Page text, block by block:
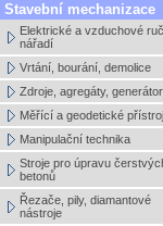
Stavební mechanizace
Elektrické a vzduchové
nářadí
Vrtání, bourání, demolice
Zdroje, agregáty,
Měřící a geodetické
Manipulační technika
Stroje pro úpravu
betonů
Řezače, pily, diamantové
nástroje